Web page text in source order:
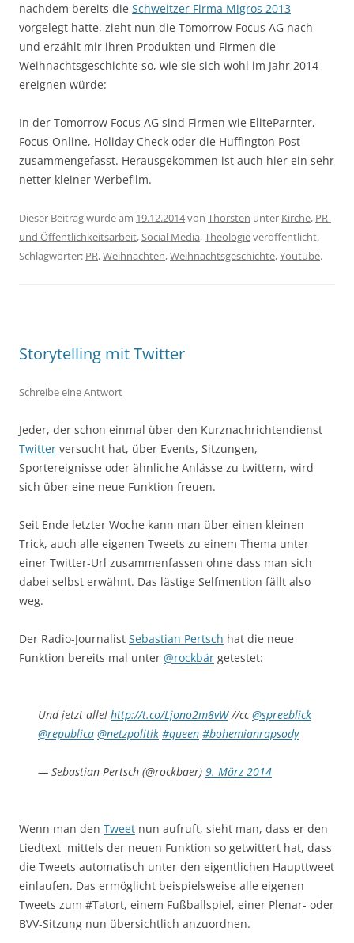
nachdem bereits die Schweitzer Firma Migros 2013
vorgelegt hatte, zieht nun die Tomorrow Focus AG nach
und erzählt mir ihren Produkten und Firmen die
Weihnachtsgeschichte so, wie sie sich wohl im Jahr 2014
ereignen würde:
In der Tomorrow Focus AG sind Firmen wie EliteParnter,
Focus Online, Holiday Check oder die Huffington Post
zusammengefasst. Herausgekommen ist auch hier ein sehr
netter kleiner Werbefilm.
Dieser Beitrag wurde am 19.12.2014von Thorsten unter Kirche, PR-
und Öffentlichkeitsarbeit,Social Media,Theologieveröffentlicht.
Schlagwörter: PR,Weihnachten,Weihnachtsgeschichte,Youtube.
Storytelling mit Twitter
Schreibe eine Antwort
Jeder, der schon einmal über den Kurznachrichtendienst
Twitter versucht hat, über Events, Sitzungen,
Sportereignisse oder ähnliche Anlässe zu twittern, wird
sich über eine neue Funktion freuen.
Seit Ende letzter Woche kann man über einen kleinen
Trick, auch alle eigenen Tweets zu einem Thema unter
einer Twitter-Url zusammenfassen ohne dass man sich
dabei selbst erwähnt. Das lästige Selfmention fällt also
weg.
Der Radio-Journalist Sebastian Pertsch hat die neue
Funktion bereits mal unter @rockbär getestet:
Und jetzt alle! http://t.co/Ljono2m8vW//cc@spreeblick
@republica @netzpolitik #queen #bohemianrapsody
— Sebastian Pertsch (@rockbaer) 9. März 2014
Wenn man den Tweet nun aufruft, sieht man, dass er den
Liedtext mittels der neuen Funktion so getwittert hat, dass
die Tweets automatisch unter den eigentlichen Haupttweet
einlaufen. Das ermöglicht beispielsweise alle eigenen
Tweets zum #Tatort, einem Fußballspiel, einer Plenar- oder
BVV-Sitzung nun übersichtlich anzuordnen.